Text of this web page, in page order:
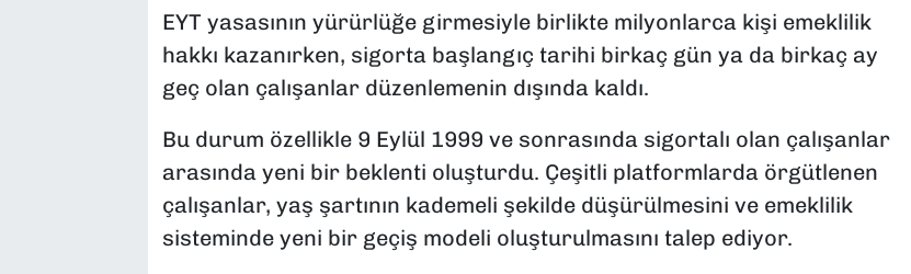
EYT yasasının yürürlüğe girmesiyle birlikte milyonlarca kişi emeklilik
hakkı kazanırken, sigorta başlangıç tarihi birkaç gün ya da birkaç ay
geç olan çalışanlar düzenlemenin dışında kaldı.
Bu durum özellikle 9 Eylül 1999 ve sonrasında sigortalı olan çalışanlar
arasında yeni bir beklenti oluşturdu. Çeşitli platformlarda örgütlenen
çalışanlar, yaş şartının kademeli şekilde düşürülmesini ve emeklilik
sisteminde yeni bir geçiş modeli oluşturulmasını talep ediyor.